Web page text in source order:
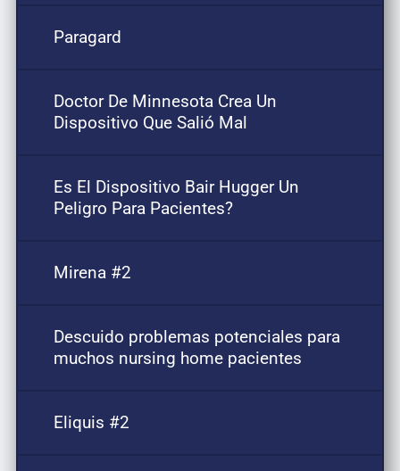
Paragard
Doctor De Minnesota Crea Un
Dispositivo Que Salió Mal
Es El Dispositivo Bair Hugger Un
Peligro Para Pacientes?
Mirena #2
Descuido problemas potenciales para
muchos nursing home pacientes
Eliquis #2